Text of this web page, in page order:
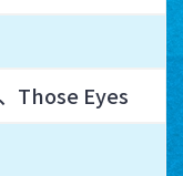
Those Eyes